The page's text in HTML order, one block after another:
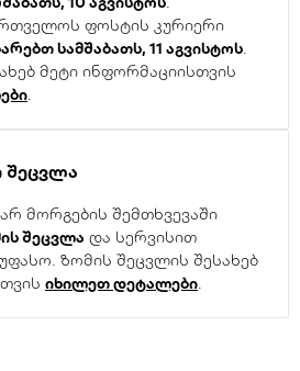
ფოსტის კურიერი
სამშაბათს, 11 აგვისტოს.
მეტი ინფორმაციისთვის
.
შეცვლა
მორგების შემთხვევაში
შეცვლა და სერვისით
ზომის შეცვლის შესახებ
იხილეთ დეტალები.